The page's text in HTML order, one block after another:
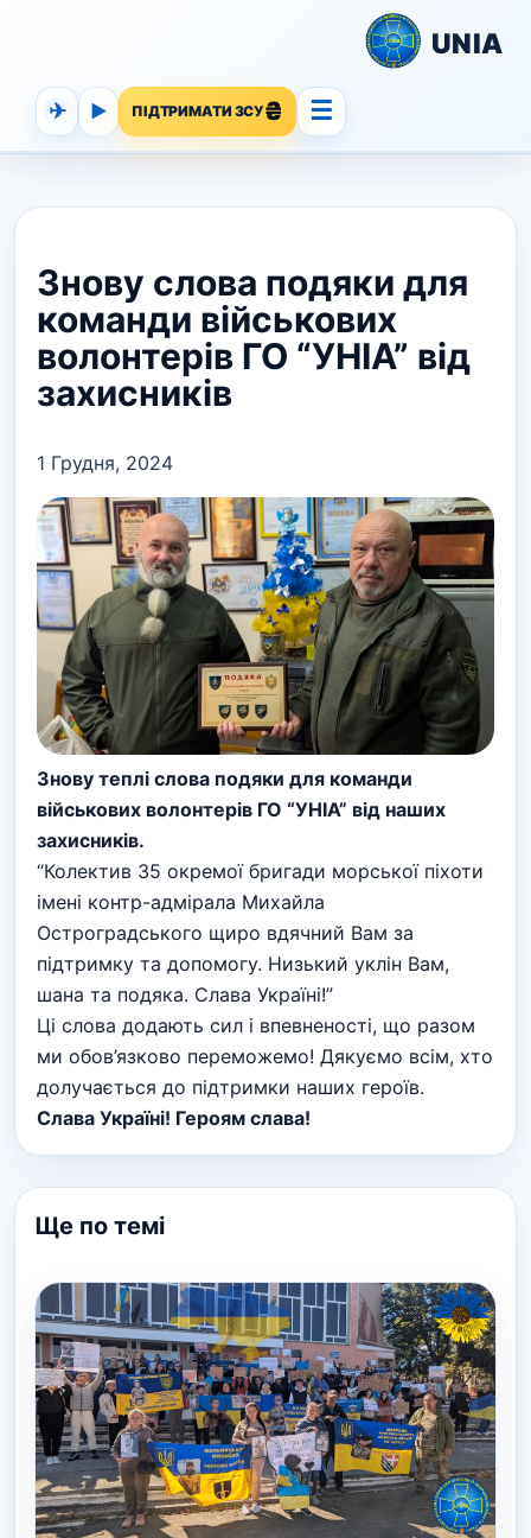
UNIA
✈ ▶ ПІДТРИМАТИ ЗСУ ☰
Знову слова подяки для
команди військових
волонтерів ГО “УНІА” від
захисників
1 Грудня, 2024
Знову теплі слова подяки для команди
військових волонтерів ГО “УНІА” від наших
захисників.
“Колектив 35 окремої бригади морської піхоти
імені контр-адмірала Михайла
Остроградського щиро вдячний Вам за
підтримку та допомогу. Низький уклін Вам,
шана та подяка. Слава Україні!”
Ці слова додають сил і впевненості, що разом
ми обов’язково переможемо! Дякуємо всім, хто
долучається до підтримки наших героїв.
Слава Україні! Героям слава!
Ще по темі